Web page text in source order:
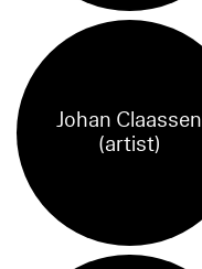
Johan Claassen
(artist)